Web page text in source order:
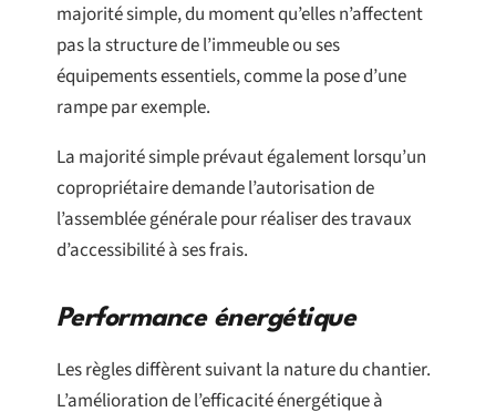
majorité simple, du moment qu’elles n’affectent
pas la structure de l’immeuble ou ses
équipements essentiels, comme la pose d’une
rampe par exemple.
La majorité simple prévaut également lorsqu’un
copropriétaire demande l’autorisation de
l’assemblée générale pour réaliser des travaux
d’accessibilité à ses frais.
Performance énergétique
Les règles diffèrent suivant la nature du chantier.
L’amélioration de l’efficacité énergétique à